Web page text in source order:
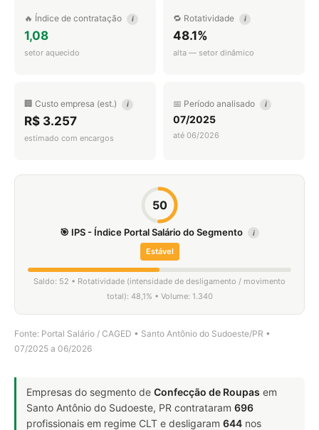
🔥 Índice de contratação i
1,08
setor aquecido
🔁 Rotatividade i
48.1%
alta — setor dinâmico
🏢 Custo empresa (est.) i
R$ 3.257
estimado com encargos
📅 Período analisado i
07/2025
até 06/2026
50
🎯 IPS - Índice Portal Salário do Segmento i
Estável
Saldo: 52 • Rotatividade (intensidade de desligamento / movimento
total): 48,1% • Volume: 1.340
Fonte: Portal Salário / CAGED • Santo Antônio do Sudoeste/PR •
07/2025 a 06/2026
Empresas do segmento de Confecção de Roupas em
Santo Antônio do Sudoeste, PR contrataram 696
profissionais em regime CLT e desligaram 644 nos